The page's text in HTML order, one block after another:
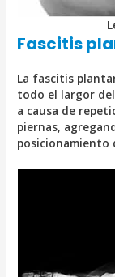
Fascitis
La fascitis
todo el largor
a causa de
piernas,
posicionamiento